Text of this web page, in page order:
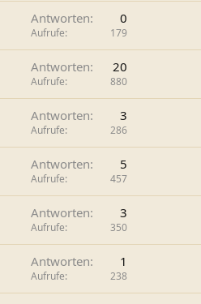
Antworten 0
Aufrufe 179
Antworten 20
Aufrufe 880
Antworten 3
Aufrufe 286
Antworten 5
Aufrufe 457
Antworten 3
Aufrufe 350
Antworten 1
Aufrufe 238